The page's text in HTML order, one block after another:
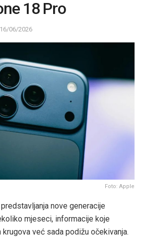
18 Pro
16/06/2026
Foto: Apple
nove generacije
mjeseci, informacije koje
već sada podižu očekivanja.